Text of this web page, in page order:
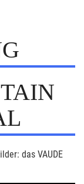
das VAUDE